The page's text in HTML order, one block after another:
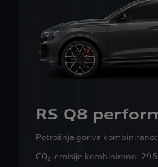
RS Q8
Potrošnja goriva kombinirano:
CO₂-emisije kombinirano: